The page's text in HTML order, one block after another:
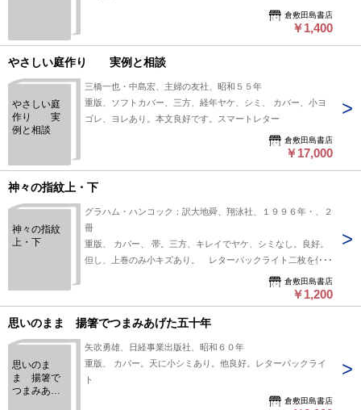
倉敷田島書店
￥1,400
やさしい庭作り 実例と相談
やさしい庭
作り 実
例と相談
三橋一也・中島宏、主婦の友社、昭和５５年
重版、ソフトカバー、三方、経年ヤケ、シミ、 カバー、小ヨ
ゴレ、ヨレあり。本文良好です。スマートレター
倉敷田島書店
￥17,000
神々の指紋上・下
神々の指紋
上・下
グラハム・ハンコック：訳大地舜、翔泳社、１９９６年・、２
冊
重版、 カバー、 帯。三方、キレイでヤケ、シミなし。良好。
但し、上巻のみ小キズあり。 レターパックライト二枚を使用
倉敷田島書店
￥1,200
思いのまま 揚箸でつまみあげた五十年
思いのま
ま 揚箸で
つまみあげ
矢吹勇雄、日経事業出版社、昭和６０年
重版、 カバー。天に小シミあり。他良好。レターパックライ
ト
倉敷田島書店